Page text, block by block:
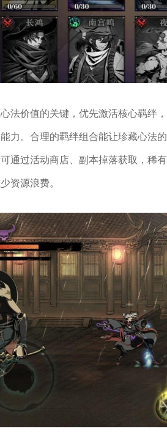
法价值的关键，优先激活核心羁绊
力。合理的羁绊组合能让珍藏心法
通过活动商店、副本掉落获取，稀
资源浪费。